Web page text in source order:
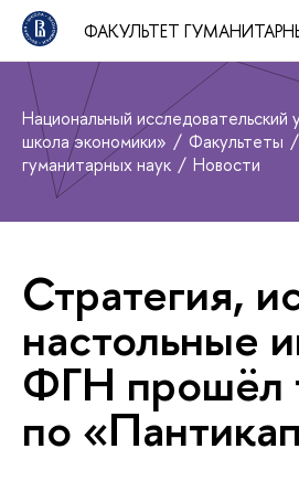
ФАКУЛЬТЕТ
Национальный
школа экономики»
Факультеты
гуманитарных наук
Новости
Стратегия,
настольные
ФГН прошёл
по